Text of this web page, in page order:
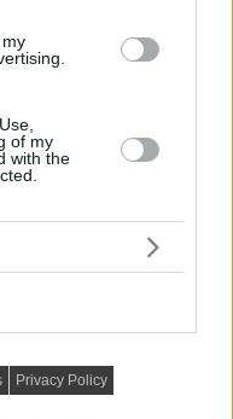
of my
with the
Privacy Policy
bútorokkal,
átlós